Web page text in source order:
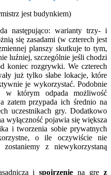
jest budynkiem)
następująco: warianty trzy- i
się zasadami (w czterech jest
planszy skutkuje to tym,
luźniej, szczególnie jeśli chodzi
koniec rozgrywki. We czterech
już tylko słabe lokacje, które
je wykorzystać. Podobnie
którym odpada możliwość
zatem przypada ich średnio na
uczestnikach gry. Dodatkowo
wyłączność pojawia się większa
i tworzenia sobie prywatnych
o ile oczywiście nie
z niewykorzystaną
ispojrzenie na gręz